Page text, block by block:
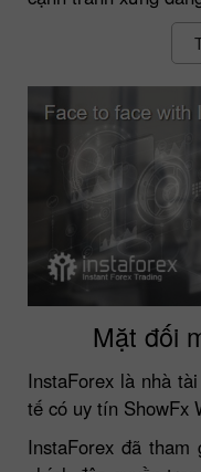
Mặt đối
InstaForex là nhà
tế có uy tín ShowFx
InstaForex đã